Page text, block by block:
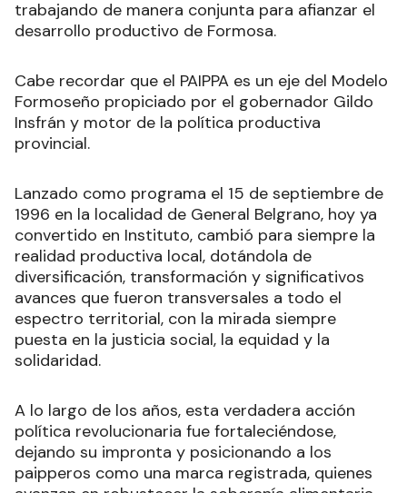
trabajando de manera conjunta para afianzar el
desarrollo productivo de Formosa.
Cabe recordar que el PAIPPA es un eje del Modelo
Formoseño propiciado por el gobernador Gildo
Insfrán y motor de la política productiva
provincial.
Lanzado como programa el 15 de septiembre de
1996 en la localidad de General Belgrano, hoy ya
convertido en Instituto, cambió para siempre la
realidad productiva local, dotándola de
diversificación, transformación y significativos
avances que fueron transversales a todo el
espectro territorial, con la mirada siempre
puesta en la justicia social, la equidad y la
solidaridad.
A lo largo de los años, esta verdadera acción
política revolucionaria fue fortaleciéndose,
dejando su impronta y posicionando a los
paipperos como una marca registrada, quienes